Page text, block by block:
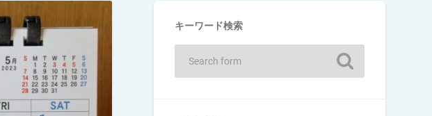
キーワード検索